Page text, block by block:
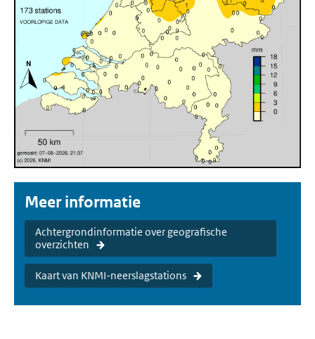
Meer informatie
Achtergrondinformatie over geografische
overzichten
Kaart van KNMI-neerslagstations